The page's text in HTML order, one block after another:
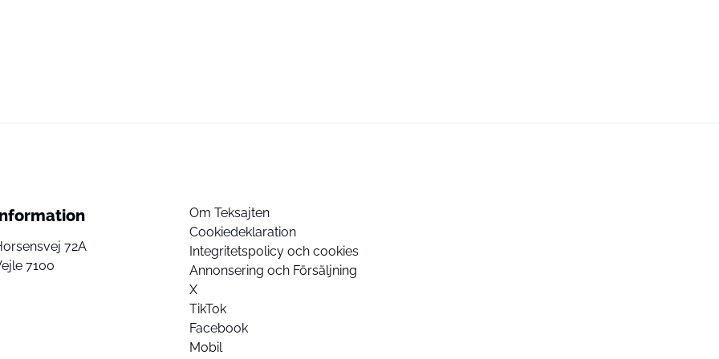
72A
7100
Om Teksajten
Cookiedeklaration
Integritetspolicy och cookies
Annonsering och Försäljning
X
TikTok
Facebook
Mobil